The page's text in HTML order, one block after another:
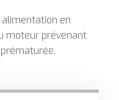
en
moteur prévenant